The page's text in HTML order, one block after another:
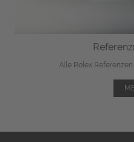
Alle Rolex